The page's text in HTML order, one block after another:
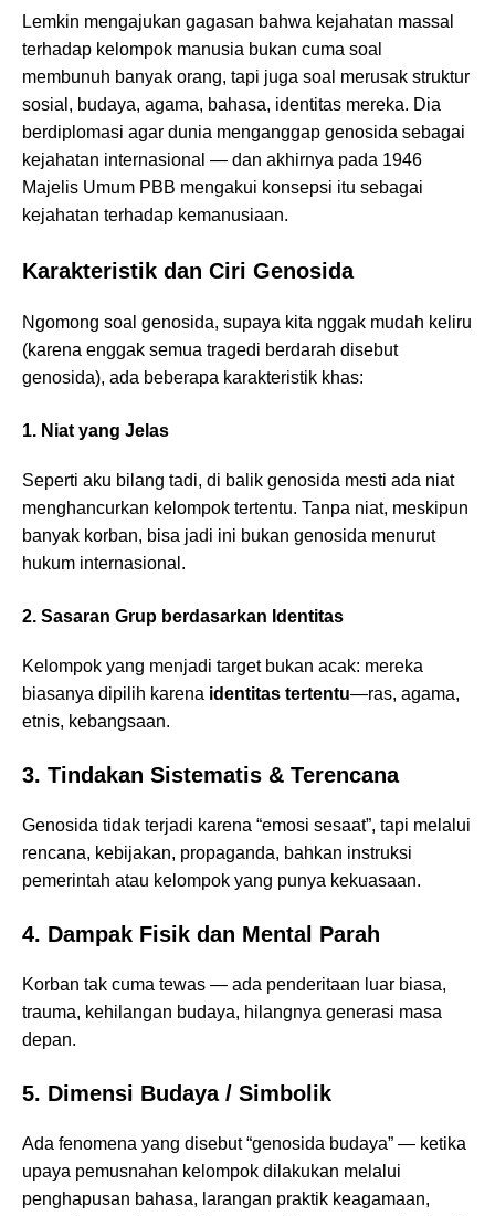
Lemkin mengajukan gagasan bahwa kejahatan massal
terhadap kelompok manusia bukan cuma soal
membunuh banyak orang, tapi juga soal merusak struktur
sosial, budaya, agama, bahasa, identitas mereka. Dia
berdiplomasi agar dunia menganggap genosida sebagai
kejahatan internasional — dan akhirnya pada 1946
Majelis Umum PBB mengakui konsepsi itu sebagai
kejahatan terhadap kemanusiaan.
Karakteristik dan Ciri Genosida
Ngomong soal genosida, supaya kita nggak mudah keliru
(karena enggak semua tragedi berdarah disebut
genosida), ada beberapa karakteristik khas:
1. Niat yang Jelas
Seperti aku bilang tadi, di balik genosida mesti ada niat
menghancurkan kelompok tertentu. Tanpa niat, meskipun
banyak korban, bisa jadi ini bukan genosida menurut
hukum internasional.
2. Sasaran Grup berdasarkan Identitas
Kelompok yang menjadi target bukan acak: mereka
biasanya dipilih karena identitas tertentu—ras, agama,
etnis, kebangsaan.
3. Tindakan Sistematis & Terencana
Genosida tidak terjadi karena “emosi sesaat”, tapi melalui
rencana, kebijakan, propaganda, bahkan instruksi
pemerintah atau kelompok yang punya kekuasaan.
4. Dampak Fisik dan Mental Parah
Korban tak cuma tewas — ada penderitaan luar biasa,
trauma, kehilangan budaya, hilangnya generasi masa
depan.
5. Dimensi Budaya / Simbolik
Ada fenomena yang disebut “genosida budaya” — ketika
upaya pemusnahan kelompok dilakukan melalui
penghapusan bahasa, larangan praktik keagamaan,